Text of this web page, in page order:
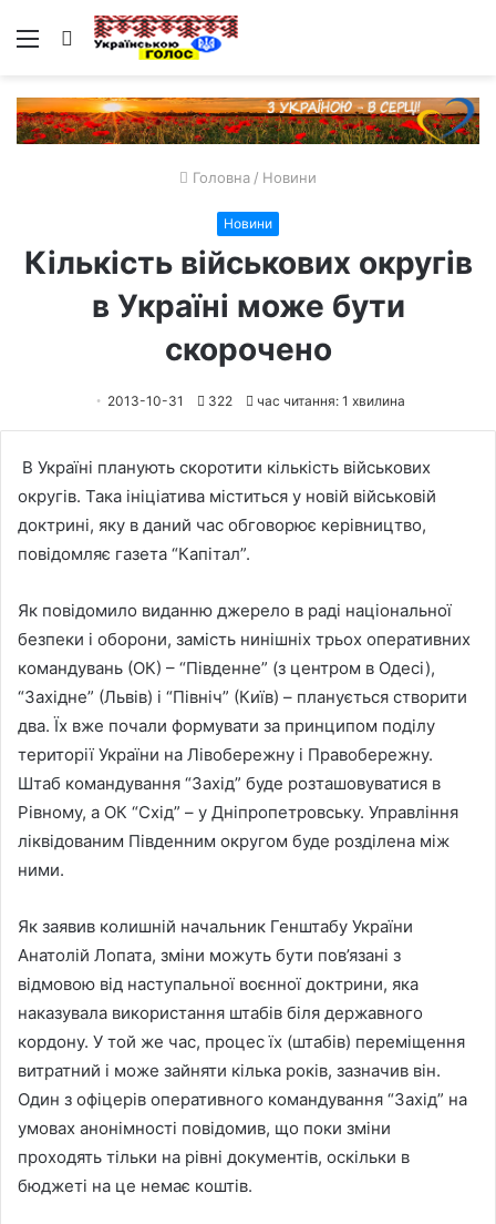
Меню Пошук
Головна / Новини
Новини
Кількість військових округів
в Україні може бути
скорочено
2013-10-31 322 час читання: 1 хвилина
В Україні планують скоротити кількість військових
округів. Така ініціатива міститься у новій військовій
доктрині, яку в даний час обговорює керівництво,
повідомляє газета “Капітал”.
Як повідомило виданню джерело в раді національної
безпеки і оборони, замість нинішніх трьох оперативних
командувань (ОК) – “Південне” (з центром в Одесі),
“Західне” (Львів) і “Північ” (Київ) – планується створити
два. Їх вже почали формувати за принципом поділу
території України на Лівобережну і Правобережну.
Штаб командування “Захід” буде розташовуватися в
Рівному, а ОК “Схід” – у Дніпропетровську. Управління
ліквідованим Південним округом буде розділена між
ними.
Як заявив колишній начальник Генштабу України
Анатолій Лопата, зміни можуть бути пов’язані з
відмовою від наступальної воєнної доктрини, яка
наказувала використання штабів біля державного
кордону. У той же час, процес їх (штабів) переміщення
витратний і може зайняти кілька років, зазначив він.
Один з офіцерів оперативного командування “Захід” на
умовах анонімності повідомив, що поки зміни
проходять тільки на рівні документів, оскільки в
бюджеті на це немає коштів.